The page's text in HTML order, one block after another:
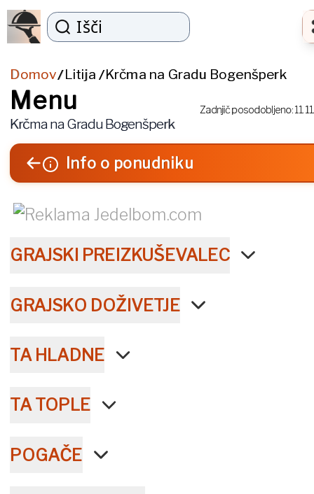
Išči
Domov/Litija /Krčma na Gradu Bogenšperk
Menu
Krčma na Gradu Bogenšperk
Zadnjič posodobljeno:11.
Info o ponudniku
GRAJSKI PREIZKUŠEVALEC
GRAJSKO DOŽIVETJE
TA HLADNE
TA TOPLE
POGAČE